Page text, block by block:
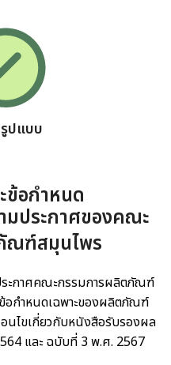
ปแบบ
ข้อกำหนด
ประกาศของคณะ
ณฑ์สมุนไพร
ะกาศคณะกรรมการผลิตภัณฑ์
อกำหนดเฉพาะของผลิตภัณฑ์
นไขเกี่ยวกับหนังสือรับรองผล
และ ฉบับที่ 3 พ.ศ. 2567